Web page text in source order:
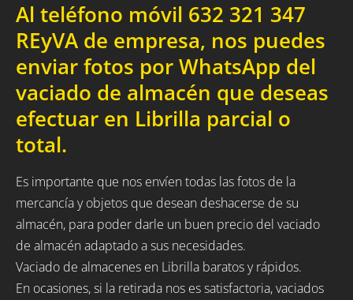
Al teléfono móvil 632 321 347
REyVA de empresa, nos puedes
enviar fotos por WhatsApp del
vaciado de almacén que deseas
efectuar en Librilla parcial o
total.
Es importante que nos envíen todas las fotos de la
mercancía y objetos que desean deshacerse de su
almacén, para poder darle un buen precio del vaciado
de almacén adaptado a sus necesidades.
Vaciado de almacenes en Librilla baratos y rápidos.
En ocasiones, si la retirada nos es satisfactoria, vaciados